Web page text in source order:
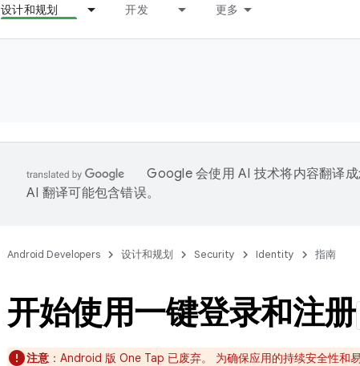
设计和规划 开发 更多
Google 会使用 AI 技术将内容翻译成
AI 翻译可能包含错误。
Android Developers 设计和规划 Security Identity 指南
开始使用一键登录和注册
注意 ：Android 版 One Tap 已废弃。 为确保应用的持续安全性和